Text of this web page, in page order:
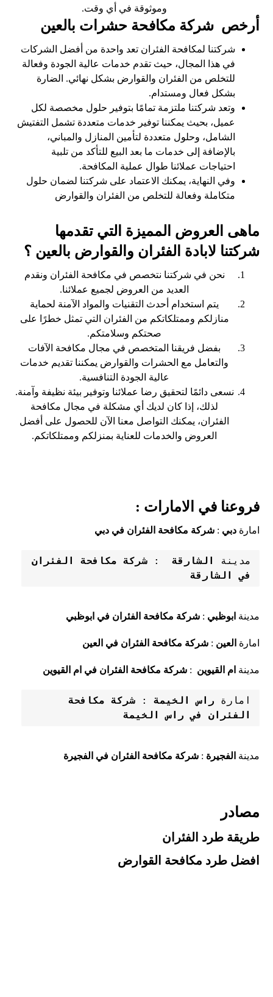
وموثوقة في أي وقت.
أرخص شركة مكافحة حشرات بالعين
شركتنا لمكافحة الفئران تعد واحدة من أفضل الشركات
في هذا المجال، حيث تقدم خدمات عالية الجودة وفعالة
للتخلص من الفئران والقوارض بشكل نهائي. الضارة
بشكل فعال ومستدام.
وتعد شركتنا ملتزمة تمامًا بتوفير حلول مخصصة لكل
عميل، بحيث يمكننا توفير خدمات متعددة تشمل التفتيش
الشامل، وحلول متعددة لتأمين المنازل والمباني،
بالإضافة إلى خدمات ما بعد البيع للتأكد من تلبية
احتياجات عملائنا طوال عملية المكافحة.
وفي النهاية، يمكنك الاعتماد على شركتنا لضمان حلول
متكاملة وفعالة للتخلص من الفئران والقوارض
ماهى العروض المميزة التي تقدمها
شركتنا لابادة الفئران والقوارض بالعين ؟
نحن في شركتنا نتخصص في مكافحة الفئران ونقدم
العديد من العروض لجميع عملائنا.
يتم استخدام أحدث التقنيات والمواد الآمنة لحماية
منازلكم وممتلكاتكم من الفئران التي تمثل خطرًا على
صحتكم وسلامتكم.
بفضل فريقنا المتخصص في مجال مكافحة الآفات
والتعامل مع الحشرات والقوارض يمكننا تقديم خدمات
عالية الجودة التنافسية.
نسعى دائمًا لتحقيق رضا عملائنا وتوفير بيئة نظيفة وآمنة.
لذلك، إذا كان لديك أي مشكلة في مجال مكافحة
الفئران، يمكنك التواصل معنا الآن للحصول على أفضل
العروض والخدمات للعناية بمنزلكم وممتلكاتكم.
فروعنا في الامارات :
امارةدبي :شركة مكافحة الفئران في دبي
مدينة الشارقة :
في الشارقة
مدينة ابوظبي :شركة مكافحة الفئران في ابوظبي
امارة العين :شركة مكافحة الفئران في العين
مدينة ام القيوين :شركة مكافحة الفئران في ام القيوين
امارة راس الخيمة :
الفئران في راس الخيمة
مدينة الفجيرة :شركة مكافحة الفئران في الفجيرة
مصادر
طريقة طرد الفئران
افضل طرد مكافحة القوارض